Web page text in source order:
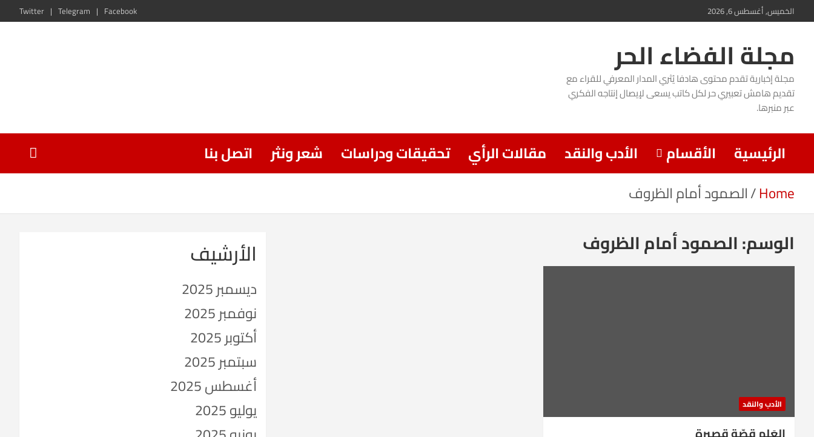
Skip
content
الخميس, أغسطس 6, 2026 Facebook
Telegram
Twitter
مجلة الفضاء الحر
مجلة إخبارية تقدم محتوى هادفا يُثري المدار المعرفي للقراء مع
تقديم هامش تعبيري حر لكل كاتب يسعى لإيصال إنتاجه الفكري
عبر منبرها.
الرئيسية الأقسام الأدب والنقد مقالات الرأي تحقيقات ودراسات شعر ونثر
اتصل بنا
Home الصمود أمام الظروف
الوسم:الصمود أمام الظروف
الأدب والنقد
الأرشيف
ديسمبر 2025
نوفمبر 2025
أكتوبر 2025
سبتمبر 2025
أغسطس 2025
يوليو 2025